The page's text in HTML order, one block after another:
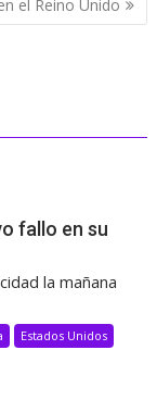
el Reino Unido
fallo en su
la mañana
Estados Unidos